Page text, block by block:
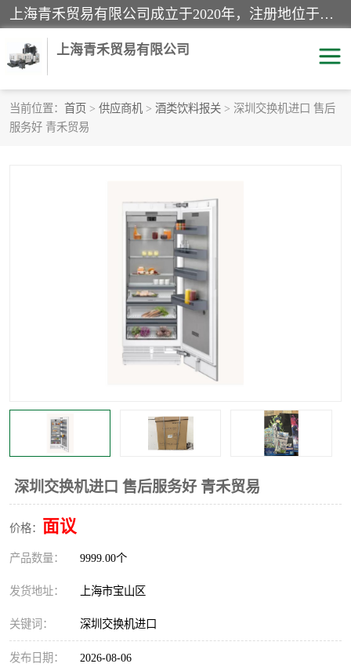
上海青禾贸易有限公司成立于2020年，注册地位于上海市宝山区。经营范围包括：机械设备、五金制品、劳防用品、电子产品、塑胶制品、家具、模具、纺织品、仪器仪表、建筑材料、装饰材料、化工产品、金属制品、机车配件等货物进出口报关、清关服务。
上海青禾贸易有限公司
当前位置： 首页 > 供应商机 > 酒类饮料报关 > 深圳交换机进口 售后
服务好 青禾贸易
深圳交换机进口 售后服务好 青禾贸易
价格： 面议
产品数量： 9999.00个
发货地址： 上海市宝山区
关键词： 深圳交换机进口
发布日期： 2026-08-06
酒类饮料报关
进口杂货清关
机床进口清关